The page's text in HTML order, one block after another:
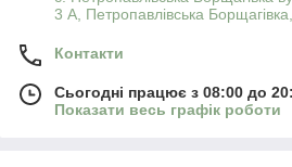
3 А, Петропавлівська
Контакти
Сьогодні працює з 08:00 до
Показати весь графік роботи